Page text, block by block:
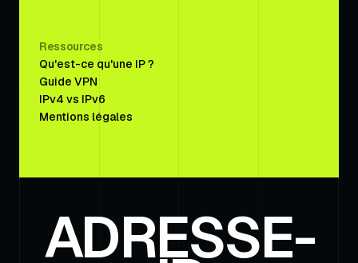
Ressources
Qu'est-ce qu'une IP ?
Guide VPN
IPv4 vs IPv6
Mentions légales
ADRESSE-